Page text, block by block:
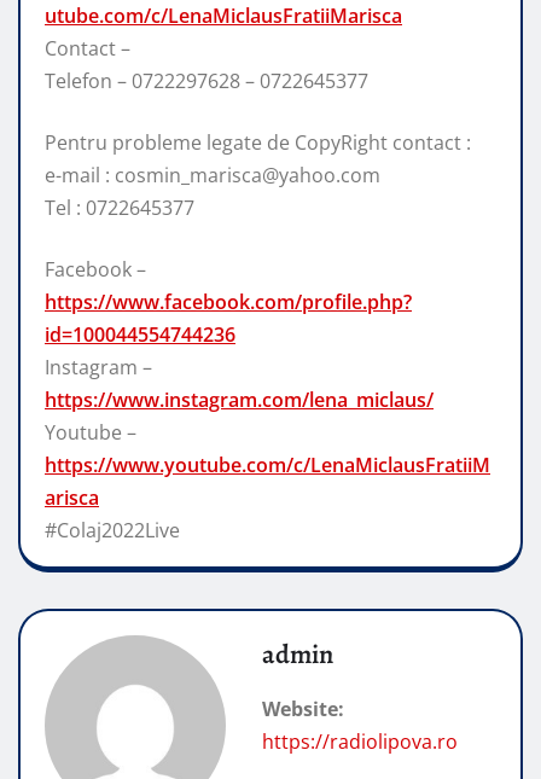
utube.com/c/LenaMiclausFratiiMarisca
Contact –
Telefon – 0722297628 – 0722645377
Pentru probleme legate de CopyRight contact :
e-mail : cosmin_marisca@yahoo.com
Tel : 0722645377
Facebook –
https://www.facebook.com/profile.php?
id=100044554744236
Instagram –
https://www.instagram.com/lena_miclaus/
Youtube –
https://www.youtube.com/c/LenaMiclausFratiiM
arisca
#Colaj2022Live
admin
Website:
https://radiolipova.ro